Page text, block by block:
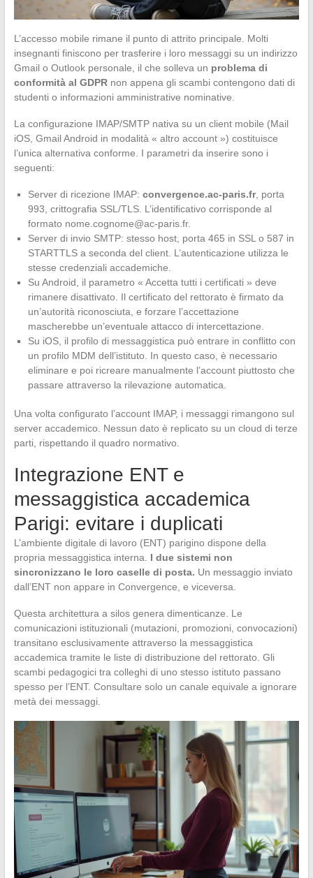
L’accesso mobile rimane il punto di attrito principale. Molti
insegnanti finiscono per trasferire i loro messaggi su un indirizzo
Gmail o Outlook personale, il che solleva un problema di
conformità al GDPRnon appena gli scambi contengono dati di
studenti o informazioni amministrative nominative.
La configurazione IMAP/SMTP nativa su un client mobile (Mail
iOS, Gmail Android in modalità « altro account ») costituisce
l’unica alternativa conforme. I parametri da inserire sono i
seguenti:
Server di ricezione IMAP: convergence.ac-paris.fr, porta
993, crittografia SSL/TLS. L’identificativo corrisponde al
formato nome.cognome@ac-paris.fr.
Server di invio SMTP: stesso host, porta 465 in SSL o 587 in
STARTTLS a seconda del client. L’autenticazione utilizza le
stesse credenziali accademiche.
Su Android, il parametro « Accetta tutti i certificati » deve
rimanere disattivato. Il certificato del rettorato è firmato da
un’autorità riconosciuta, e forzare l’accettazione
mascherebbe un’eventuale attacco di intercettazione.
Su iOS, il profilo di messaggistica può entrare in conflitto con
un profilo MDM dell’istituto. In questo caso, è necessario
eliminare e poi ricreare manualmente l’account piuttosto che
passare attraverso la rilevazione automatica.
Una volta configurato l’account IMAP, i messaggi rimangono sul
server accademico. Nessun dato è replicato su un cloud di terze
parti, rispettando il quadro normativo.
Integrazione ENT e
messaggistica accademica
Parigi: evitare i duplicati
L’ambiente digitale di lavoro (ENT) parigino dispone della
propria messaggistica interna. I due sistemi non
sincronizzano le loro caselle di posta. Un messaggio inviato
dall’ENT non appare in Convergence, e viceversa.
Questa architettura a silos genera dimenticanze. Le
comunicazioni istituzionali (mutazioni, promozioni, convocazioni)
transitano esclusivamente attraverso la messaggistica
accademica tramite le liste di distribuzione del rettorato. Gli
scambi pedagogici tra colleghi di uno stesso istituto passano
spesso per l’ENT. Consultare solo un canale equivale a ignorare
metà dei messaggi.